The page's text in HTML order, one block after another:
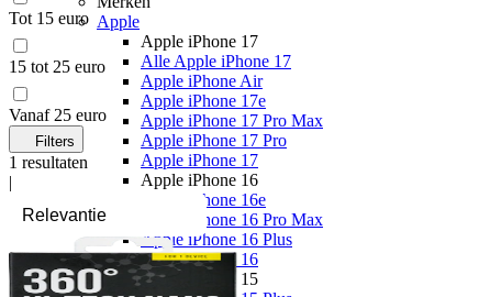
Apple
Apple iPhone 17
Alle Apple iPhone 17
Apple iPhone Air
Apple iPhone 17e
Apple iPhone 17 Pro Max
Apple iPhone 17 Pro
Apple iPhone 17
Apple iPhone 16
Apple iPhone 16e
Apple iPhone 16 Pro Max
Apple iPhone 16 Plus
Apple iPhone 16
Apple iPhone 15
Tot 15 euro
15 tot 25 euro
Vanaf 25 euro
Filters
1 resultaten
|